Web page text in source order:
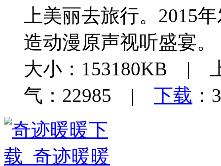
上美丽去旅行。2015
造动漫原声视听盛宴。
大小：153180KB |
气：22985 | 下载 ：